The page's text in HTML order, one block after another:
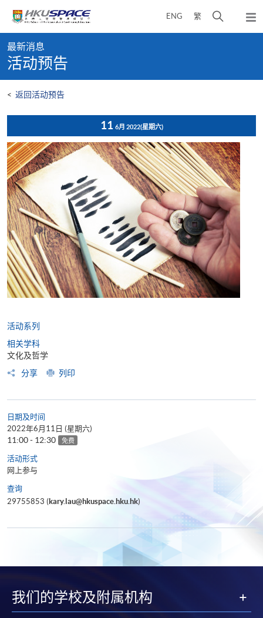
content
ENG 繁
开
弹
出
content
start
最新消息
活动预告
< 返回活动预告
11 6月 2022(星期六)
活动系列
相关学科
文化及哲学
分享
列印
日期及时间
2022年6月11日 (星期六)
11:00 - 12:30 免费
活动形式
网上参与
查询
29755853 (kary.lau@hkuspace.hku.hk)
我们的学校及附属机构